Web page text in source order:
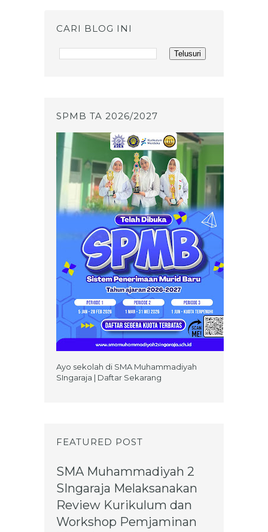
CARI BLOG INI
SPMB TA 2026/2027
Ayo sekolah di SMA Muhammadiyah
SIngaraja | Daftar Sekarang
FEATURED POST
SMA Muhammadiyah 2
SIngaraja Melaksanakan
Review Kurikulum dan
Workshop Pemjaminan